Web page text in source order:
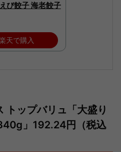
び餃子 海老餃子
天で購入
トップバリュ「大盛り
」192.24円（税込